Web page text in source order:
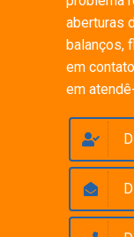
aberturas
balanços,
em
em